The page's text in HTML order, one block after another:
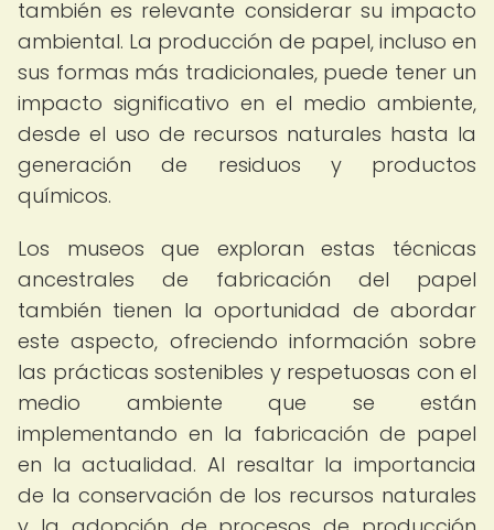
también es relevante considerar su impacto
ambiental. La producción de papel, incluso en
sus formas más tradicionales, puede tener un
impacto significativo en el medio ambiente,
desde el uso de recursos naturales hasta la
generación de residuos y productos
químicos.
Los museos que exploran estas técnicas
ancestrales de fabricación del papel
también tienen la oportunidad de abordar
este aspecto, ofreciendo información sobre
las prácticas sostenibles y respetuosas con el
medio ambiente que se están
implementando en la fabricación de papel
en la actualidad. Al resaltar la importancia
de la conservación de los recursos naturales